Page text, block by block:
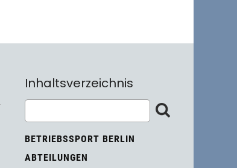
Inhaltsverzeichnis
BETRIEBSSPORT BERLIN
ABTEILUNGEN